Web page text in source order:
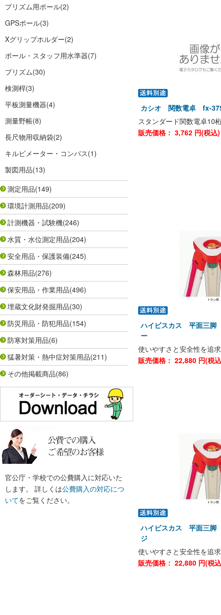
プリズム用ポール(2)
GPSポール(3)
Xグリップホルダー(2)
ポール・スタッフ用水準器(7)
プリズム(30)
検測桿(3)
平板測量機器(4)
測量野帳(8)
長尺物用収納袋(2)
キルビメーター・コンパス(1)
製図用品(13)
測定用品(149)
環境計測用品(209)
計測機器・試験機(246)
水質・水位測定用品(204)
安全用品・保護装備(245)
森林用品(276)
保安用品・作業用品(496)
埋蔵文化財発掘用品(30)
防災用品・防犯用品(154)
防寒対策用品(6)
猛暑対策・熱中症対策用品(211)
その他掲載商品(86)
官公庁・学校での公費購入に対応いた
します。 詳しくは公費購入の対応につ
いてをご覧ください。
カシオ 関数電卓 fx-
スタンダード関数電卓10
販売価格： 3,762 円(税
ハイビスカス 平面三
ー
使いやすさと安全性を追求
販売価格： 22,880 円(税
ハイビスカス 平面三
ジ
使いやすさと安全性を追求
販売価格： 22,880 円(税